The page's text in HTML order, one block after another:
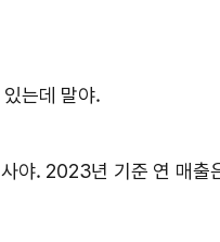
는데 말야.
야. 2023년 기준 연 매출